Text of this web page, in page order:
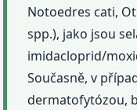
Notoedres cati,
spp.), jako jsou
imidacloprid/
Současně, v
dermatofytózou,